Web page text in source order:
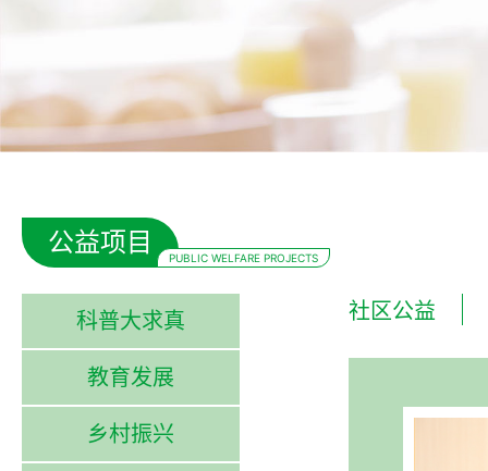
公益项目 PUBLIC WELFARE PROJECTS
科普大求真
教育发展
乡村振兴
社区公益